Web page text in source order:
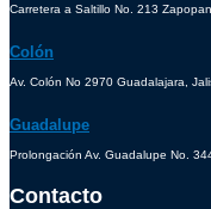
Carretera a Saltillo No. 213
Colón
Av. Colón No 2970 Guadalajara,
Guadalupe
Prolongación Av. Guadalupe No.
Contacto